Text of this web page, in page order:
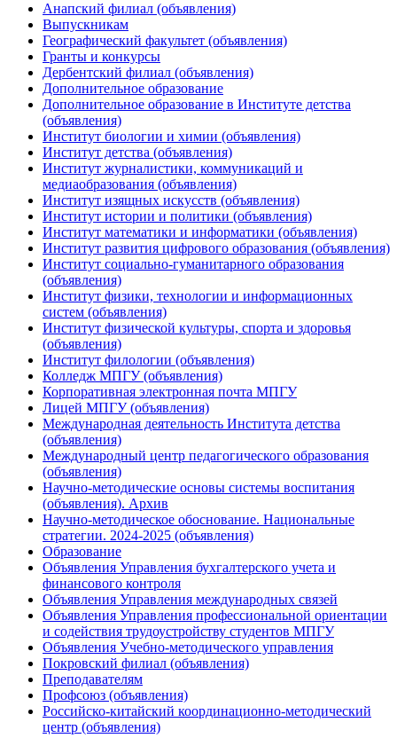
Анапский филиал (объявления)
Выпускникам
Географический факультет (объявления)
Гранты и конкурсы
Дербентский филиал (объявления)
Дополнительное образование
Дополнительное образование в Институте детства
(объявления)
Институт биологии и химии (объявления)
Институт детства (объявления)
Институт журналистики, коммуникаций и
медиаобразования (объявления)
Институт изящных искусств (объявления)
Институт истории и политики (объявления)
Институт математики и информатики (объявления)
Институт развития цифрового образования (объявления)
Институт социально-гуманитарного образования
(объявления)
Институт физики, технологии и информационных
систем (объявления)
Институт физической культуры, спорта и здоровья
(объявления)
Институт филологии (объявления)
Колледж МПГУ (объявления)
Корпоративная электронная почта МПГУ
Лицей МПГУ (объявления)
Международная деятельность Института детства
(объявления)
Международный центр педагогического образования
(объявления)
Научно-методические основы системы воспитания
(объявления). Архив
Научно-методическое обоснование. Национальные
стратегии. 2024-2025 (объявления)
Образование
Объявления Управления бухгалтерского учета и
финансового контроля
Объявления Управления международных связей
Объявления Управления профессиональной ориентации
и содействия трудоустройству студентов МПГУ
Объявления Учебно-методического управления
Покровский филиал (объявления)
Преподавателям
Профсоюз (объявления)
Российско-китайский координационно-методический
центр (объявления)